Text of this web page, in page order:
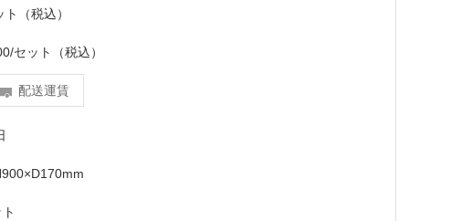
ト（税込）
セット（税込）
配送運賃